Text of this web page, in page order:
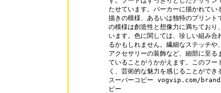
たせています。パーカーに描かれて
描きの模様、あるいは独特のプリント
の模様は創造性と想像力に満ちており
います。色に関しては、珍しい組み
るかもしれません。繊細なステッチ
アクセサリーの装飾など、細部に至
ていることがうかがえます。このフー
く、芸術的な魅力を感じることができ
スーパーコピー vogvip.com/
ピー